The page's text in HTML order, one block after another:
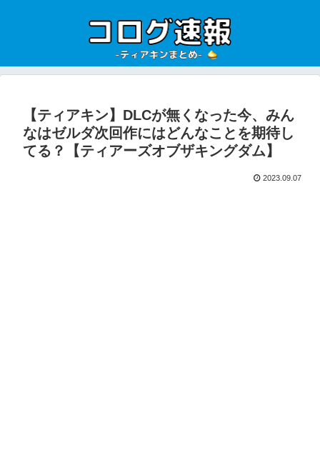
【ティアキン】DLCが無くなった今、みん
なはゼルダ次回作にはどんなことを期待し
てる？【ティアーズオブザキングダム】
2023.09.07